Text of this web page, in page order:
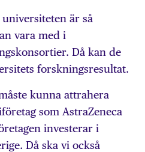
universiteten är så
vara med i
Då kan de
forskningsresultat.
kunna attrahera
som AstraZeneca
investerar i
Då ska vi också